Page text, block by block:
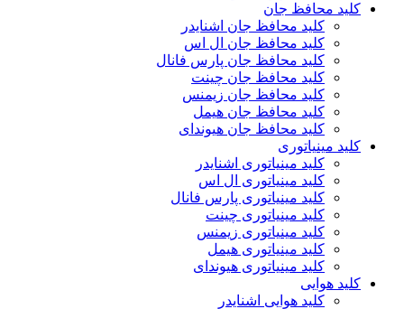
کلید محافظ جان
کلید محافظ جان اشنایدر
کلید محافظ جان ال اس
کلید محافظ جان پارس فانال
کلید محافظ جان چینت
کلید محافظ جان زیمنس
کلید محافظ جان هیمل
کلید محافظ جان هیوندای
کلید مینیاتوری
کلید مینیاتوری اشنایدر
کلید مینیاتوری ال اس
کلید مینیاتوری پارس فانال
کلید مینیاتوری چینت
کلید مینیاتوری زیمنس
کلید مینیاتوری هیمل
کلید مینیاتوری هیوندای
کلید هوایی
کلید هوایی اشنایدر